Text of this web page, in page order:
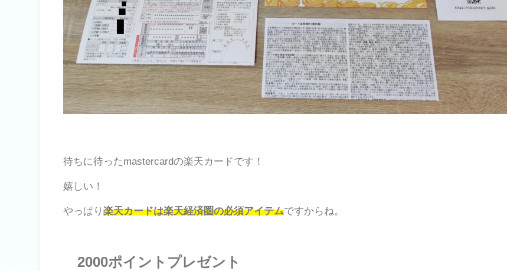
待ちに待ったmastercardの楽天カードです！
嬉しい！
やっぱり楽天カードは楽天経済圏の必須アイテムですからね。
2000ポイントプレゼント